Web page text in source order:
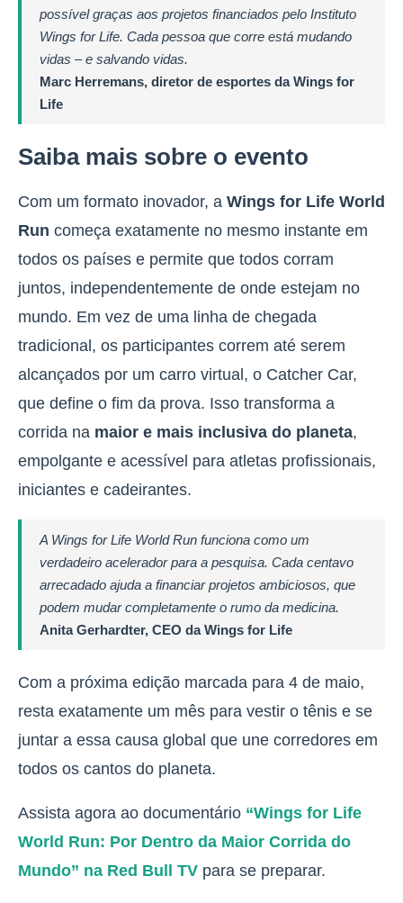
possível graças aos projetos financiados pelo Instituto
Wings for Life. Cada pessoa que corre está mudando
vidas – e salvando vidas.
Marc Herremans, diretor de esportes da Wings for
Life
Saiba mais sobre o evento
Com um formato inovador, a Wings for Life World
Run começa exatamente no mesmo instante em
todos os países e permite que todos corram
juntos, independentemente de onde estejam no
mundo. Em vez de uma linha de chegada
tradicional, os participantes correm até serem
alcançados por um carro virtual, o Catcher Car,
que define o fim da prova. Isso transforma a
corrida na maior e mais inclusiva do planeta,
empolgante e acessível para atletas profissionais,
iniciantes e cadeirantes.
A Wings for Life World Run funciona como um
verdadeiro acelerador para a pesquisa. Cada centavo
arrecadado ajuda a financiar projetos ambiciosos, que
podem mudar completamente o rumo da medicina.
Anita Gerhardter, CEO da Wings for Life
Com a próxima edição marcada para 4 de maio,
resta exatamente um mês para vestir o tênis e se
juntar a essa causa global que une corredores em
todos os cantos do planeta.
Assista agora ao documentário “Wings for Life
World Run: Por Dentro da Maior Corrida do
Mundo” na Red Bull TV para se preparar.